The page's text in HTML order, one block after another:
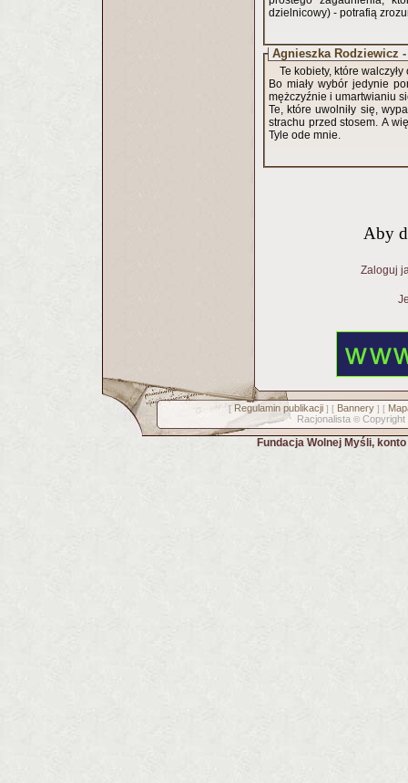
dzielnicowy) - potrafią
Agnieszka Rodziewicz -
Te kobiety, które
Bo miały wybór jedynie
mężczyźnie i umartwianiu
Te, które uwolniły się,
strachu przed stosem. A
Tyle ode mnie.
Aby
Zaloguj
[ Regulamin publikacji] [ Bannery] [
Racjonalista © Copyright
Fundacja Wolnej Myśli,